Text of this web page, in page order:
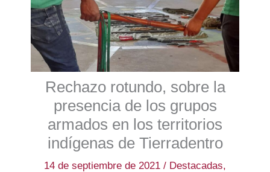
Rechazo rotundo, sobre la
presencia de los grupos
armados en los territorios
indígenas de Tierradentro
14 de septiembre de 2021 / Destacadas,